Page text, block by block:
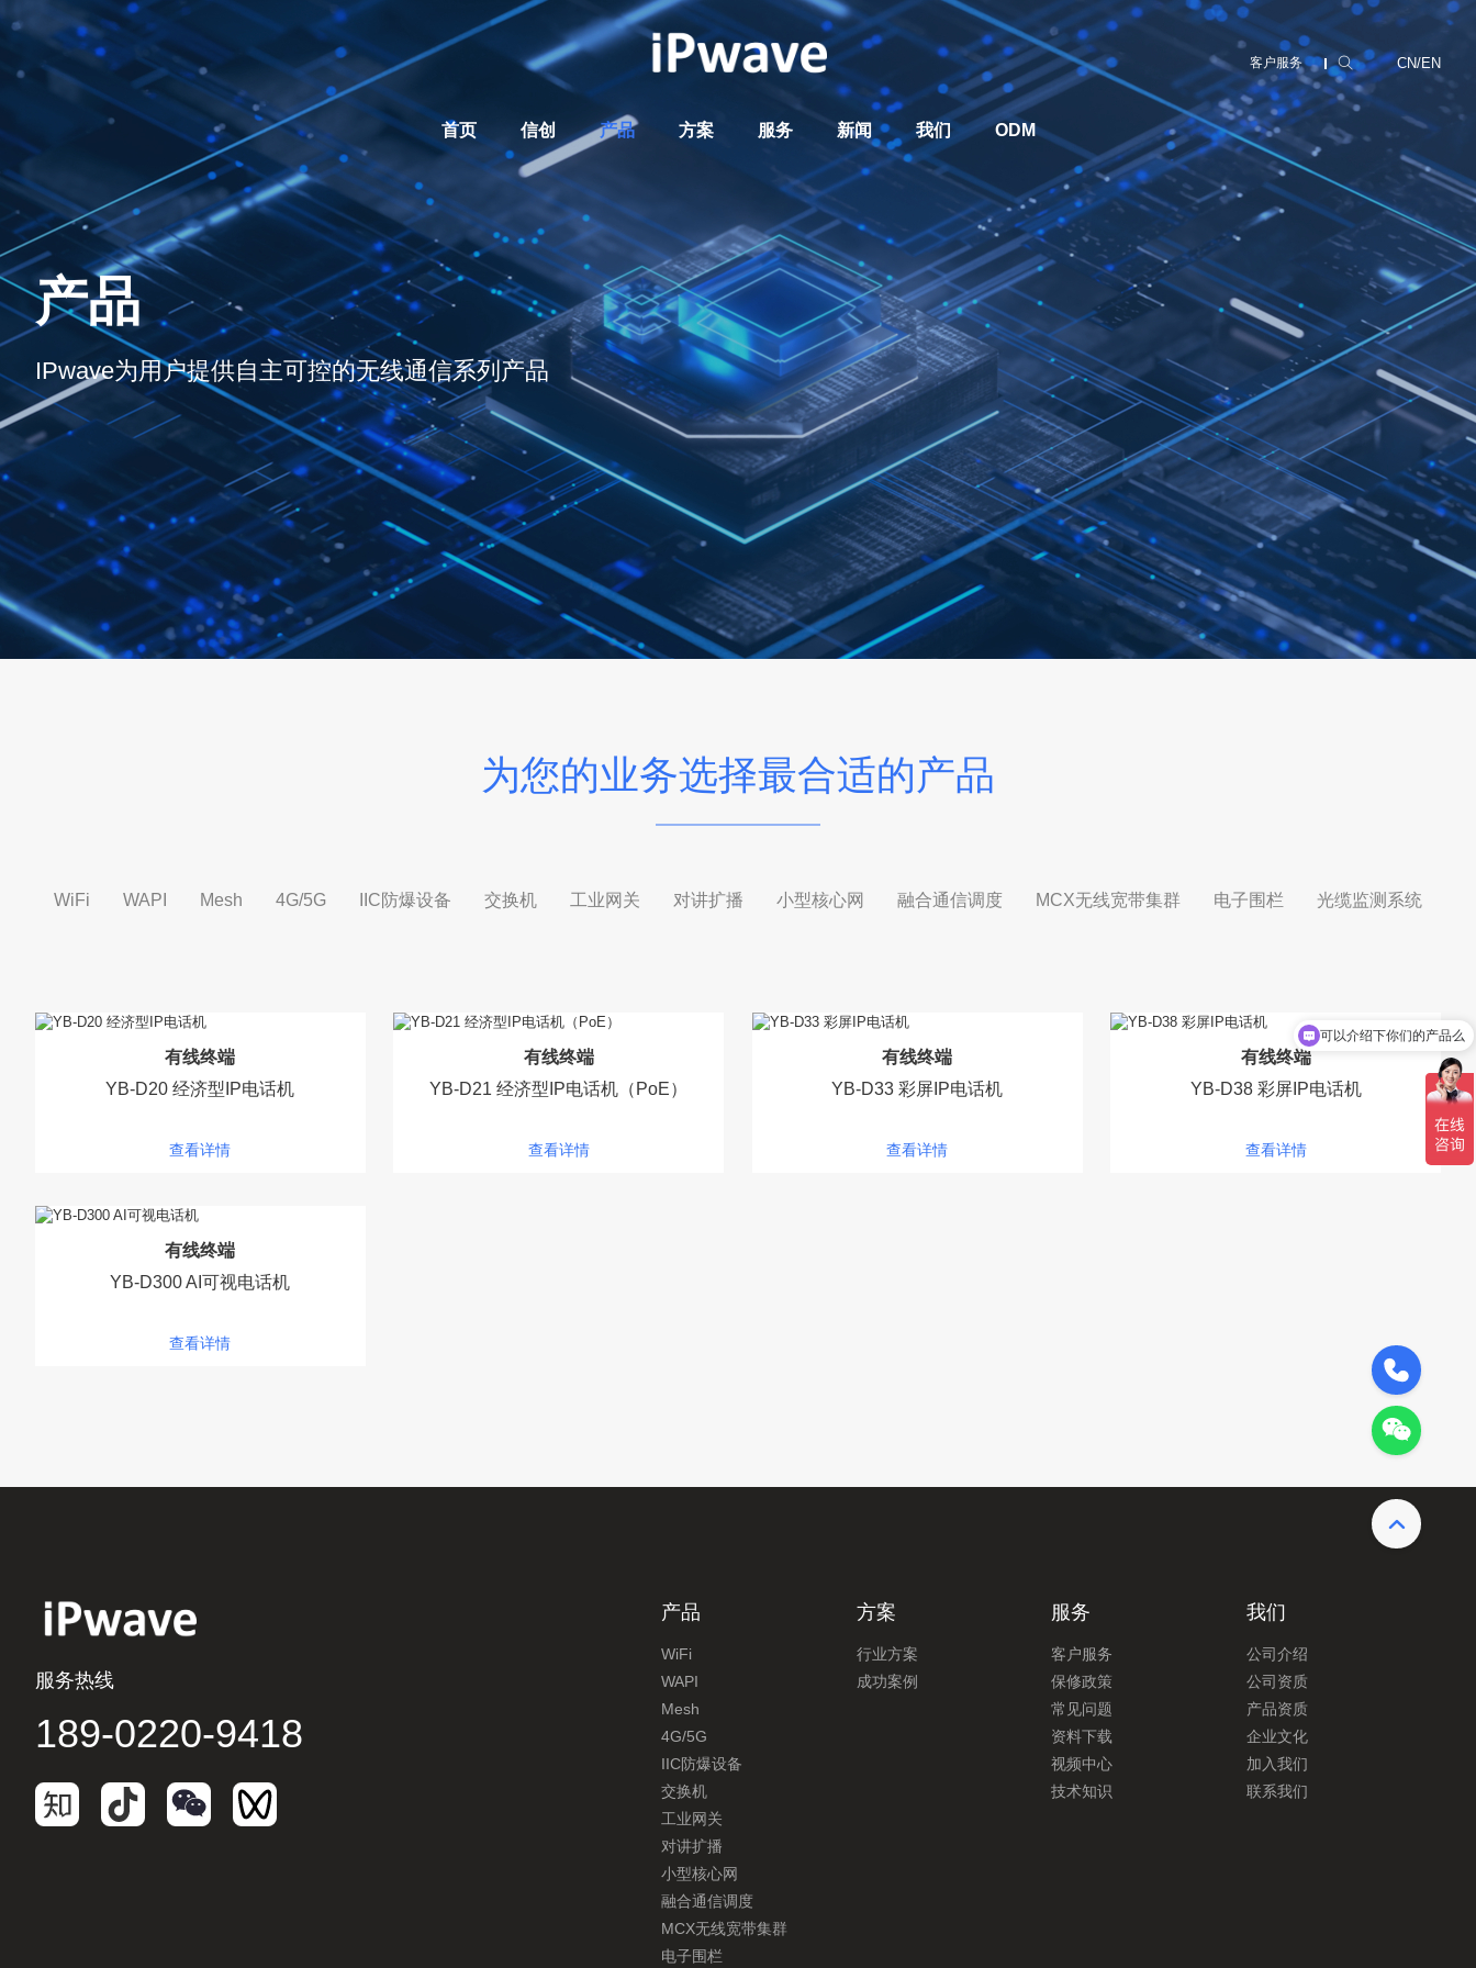
首页 信创 产品 方案 服务 新闻 我们 ODM
客户服务 CN/EN
产品
IPwave为用户提供自主可控的无线通信系列产品
为您的业务选择最合适的产品
WiFi WAPI Mesh 4G/5G IIC防爆设备 交换机 工业网关 对讲扩播 小型核心网 融合通信调度 MCX无线宽带集群 电子围栏 光缆监测系统
有线终端
YB-D20 经济型IP电话机
查看详情
有线终端
YB-D21 经济型IP电话机（PoE）
查看详情
有线终端
YB-D33 彩屏IP电话机
查看详情
有线终端
YB-D38 彩屏IP电话机
查看详情
有线终端
YB-D300 AI可视电话机
查看详情
服务热线
189-0220-9418
产品
WiFi
WAPI
Mesh
4G/5G
IIC防爆设备
交换机
工业网关
对讲扩播
小型核心网
融合通信调度
MCX无线宽带集群
电子围栏
方案
行业方案
成功案例
服务
客户服务
保修政策
常见问题
资料下载
视频中心
技术知识
我们
公司介绍
公司资质
产品资质
企业文化
加入我们
联系我们
189-0220-9418
可以介绍下你们的产品么
你们是怎么收费的呢